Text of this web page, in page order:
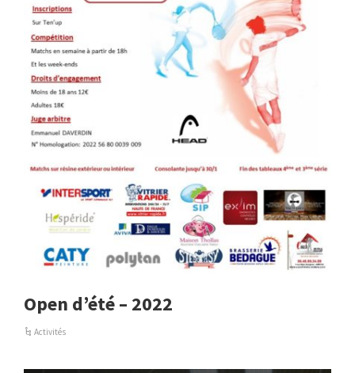
Open d’été – 2022
Activités